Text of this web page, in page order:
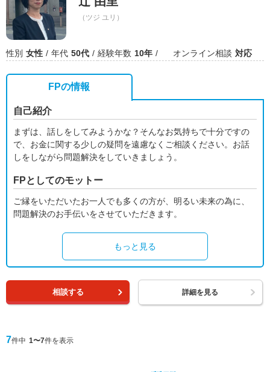
（ツジ ユリ）
性別 女性 年代 50代 経験年数 10年 オンライン相談 対応
FPの情報
自己紹介
まずは、話しをしてみようかな？そんなお気持ちで十分ですの
で、お金に関する少しの疑問を遠慮なくご相談ください。お話
しをしながら問題解決をしていきましょう。
FPとしてのモットー
ご縁をいただいたお一人でも多くの方が、明るい未来の為に、
問題解決のお手伝いをさせていただきます。
もっと見る
相談する 詳細を見る
7件中 1〜7件を表示